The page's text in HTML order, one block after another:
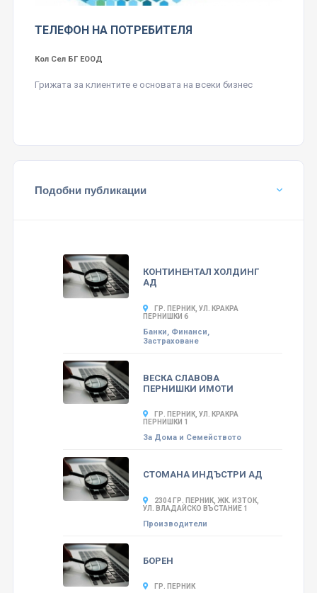
ТЕЛЕФОН НА ПОТРЕБИТЕЛЯ
Кол Сел БГ ЕООД
Грижата за клиентите е основата на всеки бизнес
Подобни публикации
КОНТИНЕНТАЛ ХОЛДИНГ
АД
ГР. ПЕРНИК, УЛ. КРАКРА
ПЕРНИШКИ 6
Банки, Финанси,
Застраховане
ВЕСКА СЛАВОВА
ПЕРНИШКИ ИМОТИ
ГР. ПЕРНИК, УЛ. КРАКРА
ПЕРНИШКИ 1
За Дома и Семейството
СТОМАНА ИНДЪСТРИ АД
2304 ГР. ПЕРНИК, ЖК. ИЗТОК,
УЛ. ВЛАДАЙСКО ВЪСТАНИЕ 1
Производители
БОРЕН
ГР. ПЕРНИК